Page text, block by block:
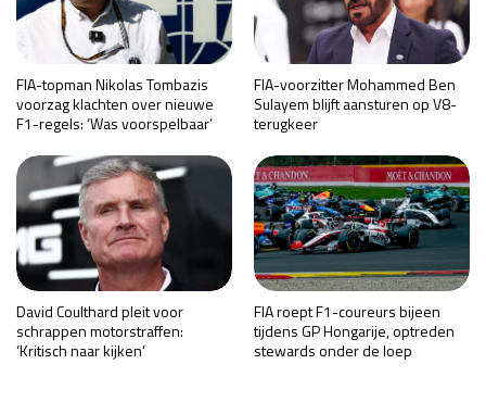
FIA-topman Nikolas Tombazis
voorzag klachten over nieuwe
F1-regels: ‘Was voorspelbaar’
FIA-voorzitter Mohammed Ben
Sulayem blijft aansturen op V8-
terugkeer
David Coulthard pleit voor
schrappen motorstraffen:
‘Kritisch naar kijken’
FIA roept F1-coureurs bijeen
tijdens GP Hongarije, optreden
stewards onder de loep